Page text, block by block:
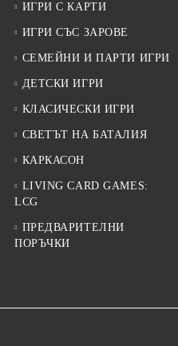
ИГРИ С КАРТИ
ИГРИ СЪС ЗАРОВЕ
СЕМЕЙНИ И ПАРТИ ИГРИ
ДЕТСКИ ИГРИ
КЛАСИЧЕСКИ ИГРИ
СВЕТЪТ НА БАТАЛИЯ
КАРКАСОН
LIVING CARD GAMES:
LCG
ПРЕДВАРИТЕЛНИ
ПОРЪЧКИ